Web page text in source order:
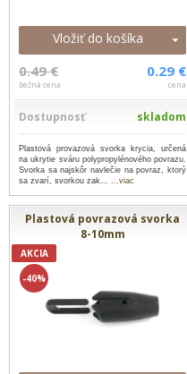
Vložiť do košíka
0.49 €
bežná cena
0.29 €
cena
Dostupnosť skladom
Plastová provazová svorka krycia, určená
na ukrytie sváru polypropylénového povrazu.
Svorka sa najskôr navlečie na povraz, ktorý
sa zvarí, svorkou zak...
...viac
Plastová povrazová svorka
8-10mm
AKCIA
-40%